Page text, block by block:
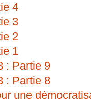
4
3
2
1
: Partie 9
: Partie 8
une